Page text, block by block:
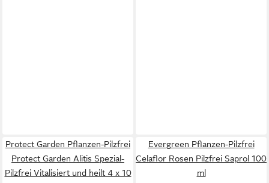
Protect Garden Pflanzen-Pilzfrei
Protect Garden Alitis Spezial-
Pilzfrei Vitalisiert und heilt 4 x 10
Evergreen Pflanzen-Pilzfrei
Celaflor Rosen Pilzfrei Saprol 100
ml